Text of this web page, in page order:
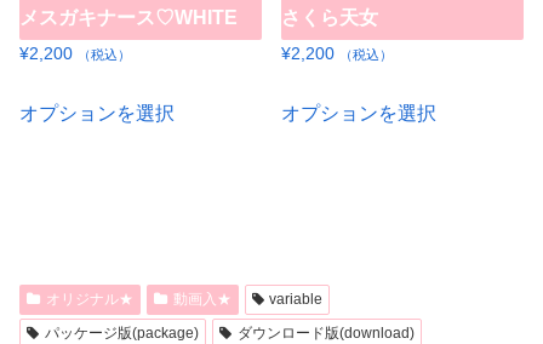
エ
ー
ま
す。
ー
メスガキナース♡WHITE
¥2,200 （税込）
オプションを選択
の
複
数
さくら天女
¥2,200 （税込）
オプションを選択
の
オリジナル★ 動画入★
variable
パッケージ版(package)
ダウンロード版(download)